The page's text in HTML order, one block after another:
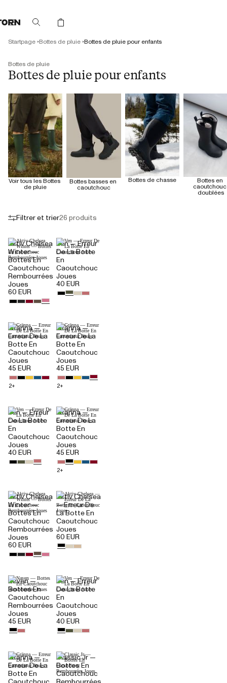
Bottes de pluie
Bottes de pluie pour enfants
Startpage Bottes de pluie Bottes de pluie pour enfants
Voir tous les Bottes
de pluie
Bottes basses en
caoutchouc
Bottes de chasse
Bottes en
caoutchouc
doublées
Filtrer et trier26 produits
Aktiv Chelsea
Winter —
Bottes En
Caoutchouc
Rembourrées
Joues
60 EUR
Ven — Erreur
De La Botte
En
Caoutchouc
Joues
40 EUR
Gränna —
Erreur De La
Botte En
Caoutchouc
Joues
45 EUR
2+
Gränna —
Erreur De La
Botte En
Caoutchouc
Joues
45 EUR
2+
Ven — Erreur
De La Botte
En
Caoutchouc
Joues
40 EUR
Gränna —
Erreur De La
Botte En
Caoutchouc
Joues
45 EUR
2+
Aktiv Chelsea
Winter —
Bottes En
Caoutchouc
Rembourrées
Joues
60 EUR
Aktiv Chelsea
— Erreur De
La Botte En
Caoutchouc
Joues
60 EUR
Naven —
Bottes En
Caoutchouc
Rembourrées
Joues
45 EUR
Ven — Erreur
De La Botte
En
Caoutchouc
Joues
40 EUR
Gränna —
Erreur De La
Botte En
Classic Jr —
Bottes En
Caoutchouc